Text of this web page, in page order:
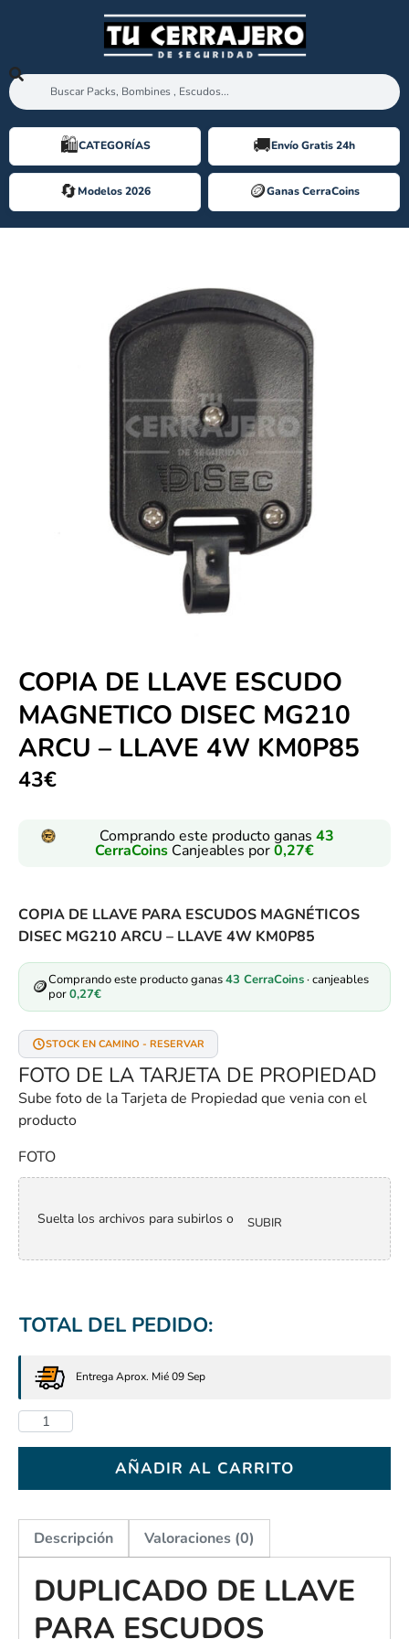
🛍️️CATEGORÍAS 🚚Envío Gratis 24h
🔄Modelos 2026 🪙️Ganas CerraCoins
COPIA DE LLAVE ESCUDO
MAGNETICO DISEC MG210
ARCU – LLAVE 4W KM0P85
43€
Comprando este producto ganas 43
CerraCoins Canjeables por0,27€
COPIA DE LLAVE PARA ESCUDOS MAGNÉTICOS
DISEC MG210 ARCU – LLAVE 4W KM0P85
🪙Comprando este producto ganas43 CerraCoins· canjeables
por0,27€
STOCK EN CAMINO - RESERVAR
FOTO DE LA TARJETA DE PROPIEDAD
Sube foto de la Tarjeta de Propiedad que venia con el
producto
FOTO
Suelta los archivos para subirlos o SUBIR
TOTAL DEL PEDIDO:
Entrega Aprox. Mié 09 Sep
AÑADIR AL CARRITO
Descripción Valoraciones (0)
DUPLICADO DE LLAVE
PARA ESCUDOS